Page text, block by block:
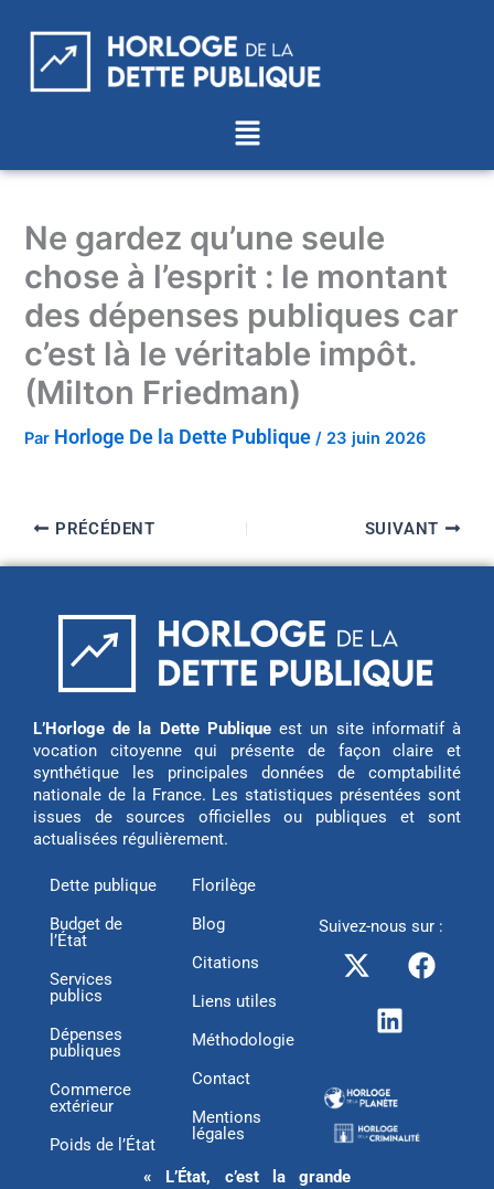
contenu
Menu
Ne gardez qu’une seule
chose à l’esprit : le montant
des dépenses publiques car
c’est là le véritable impôt.
(Milton Friedman)
Par Horloge De la Dette Publique / 23 juin 2026
PRÉCÉDENT SUIVANT
L’Horloge de la Dette Publiqueest un site informatif à
vocation citoyenne qui présente de façon claire et
synthétique les principales données de comptabilité
nationale de la France. Les statistiques présentées sont
issues de sources officielles ou publiques et sont
actualisées régulièrement.
Dette publique
Budget de
l’État
Services
publics
Dépenses
publiques
Commerce
extérieur
Poids de l’État
Florilège
Blog
Citations
Liens utiles
Méthodologie
Contact
Mentions
légales
Suivez-nous sur :
X
-
t
t
e
F
a
n
k
d
i
n
« L’État, c’est la grande